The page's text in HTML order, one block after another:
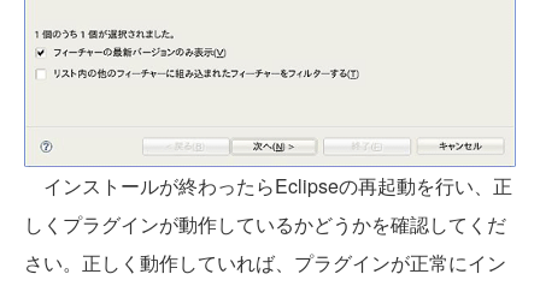
インストールが終わったらEclipseの再起動を行い、正
しくプラグインが動作しているかどうかを確認してくだ
さい。正しく動作していれば、プラグインが正常にイン